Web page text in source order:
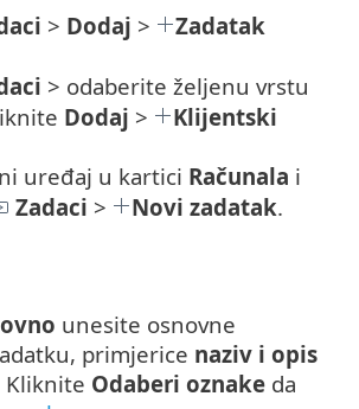
> Dodaj >
Zadatak
> odaberite željenu vrstu
Dodaj >
Klijentski
uređaj u kartici Računala i
Zadaci > Novi zadatak.
unesite osnovne
primjerice naziv i opis
Kliknite Odaberi oznake da